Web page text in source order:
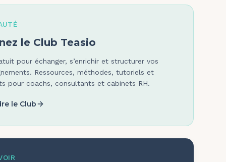
le Club Teasio
pour échanger, s’enrichir et structurer vos
Ressources, méthodes, tutoriels et
pour coachs, consultants et cabinets RH.
le Club